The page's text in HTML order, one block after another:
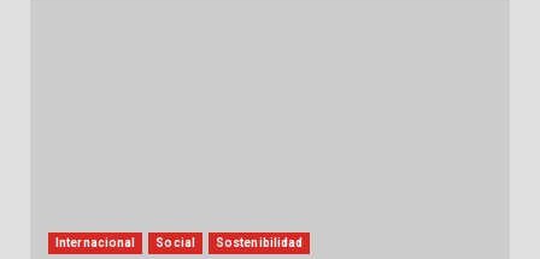
Internacional Social Sostenibilidad